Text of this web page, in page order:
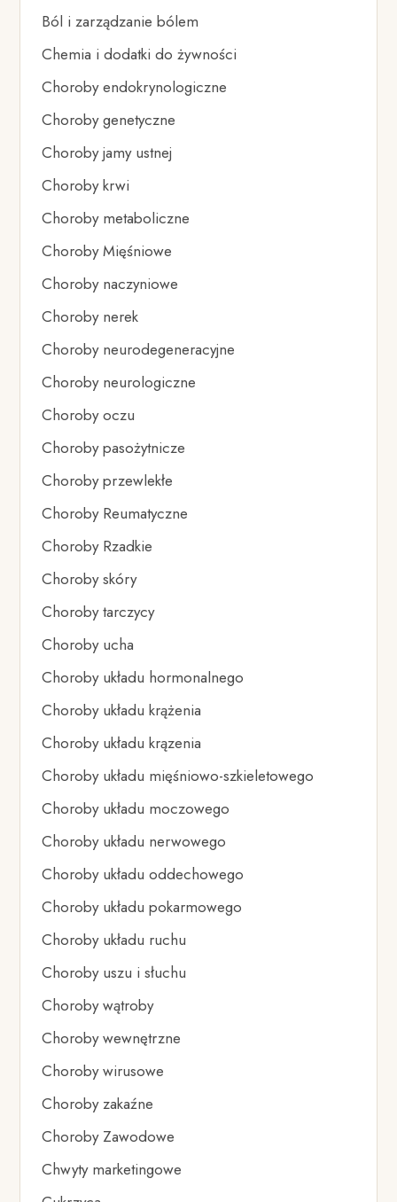
Ból i zarządzanie bólem
Chemia i dodatki do żywności
Choroby endokrynologiczne
Choroby genetyczne
Choroby jamy ustnej
Choroby krwi
Choroby metaboliczne
Choroby Mięśniowe
Choroby naczyniowe
Choroby nerek
Choroby neurodegeneracyjne
Choroby neurologiczne
Choroby oczu
Choroby pasożytnicze
Choroby przewlekłe
Choroby Reumatyczne
Choroby Rzadkie
Choroby skóry
Choroby tarczycy
Choroby ucha
Choroby układu hormonalnego
Choroby układu krążenia
Choroby układu krązenia
Choroby układu mięśniowo-szkieletowego
Choroby układu moczowego
Choroby układu nerwowego
Choroby układu oddechowego
Choroby układu pokarmowego
Choroby układu ruchu
Choroby uszu i słuchu
Choroby wątroby
Choroby wewnętrzne
Choroby wirusowe
Choroby zakaźne
Choroby Zawodowe
Chwyty marketingowe